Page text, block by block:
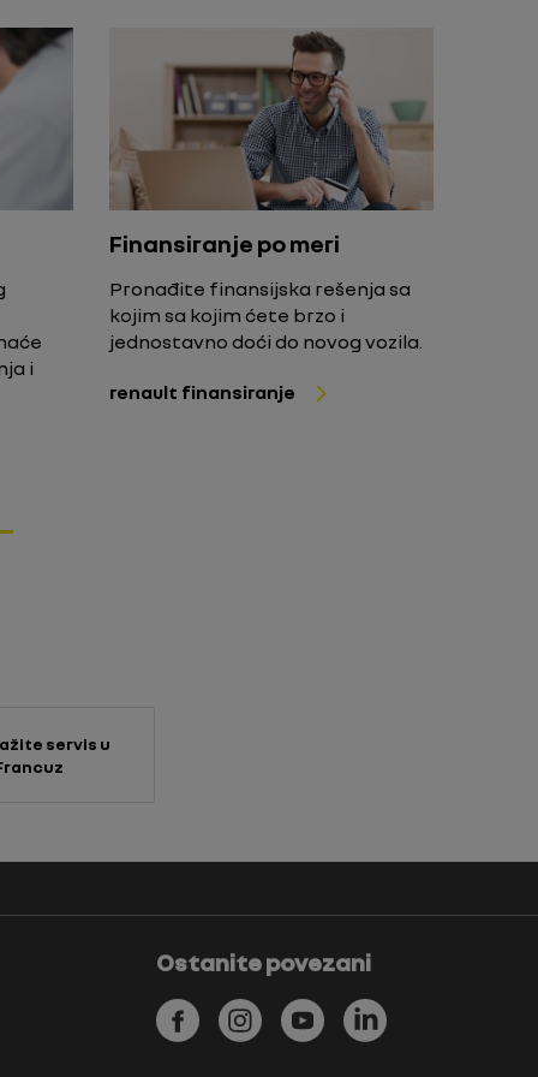
i
Finansiranje po meri
Pronađite finansijska rešenja sa
kojim sa kojim ćete brzo i
jednostavno doći do novog vozila.
renault finansiranje
servis u